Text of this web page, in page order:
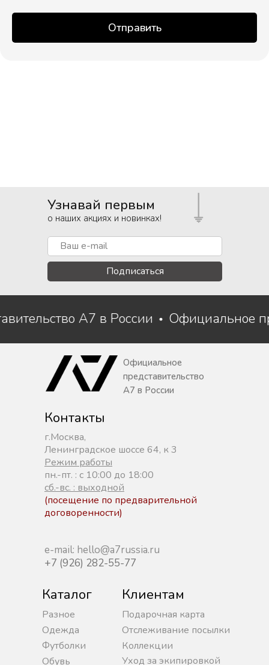
Отправить
Подписаться
Узнавай первым
о наших акциях и новинках!
A7 в России Официальное
Каталог Клиентам
Контакты
Коллекции
г.Москва,
Ленинградское шоссе 64, к 3
Режим работы
пн.-пт. : с 10:00 до 18:00
сб.-вс. : выходной
(посещение по предварительной
договоренности)
e-mail: hello@a7russia.ru
+7 (926) 282-55-77
Официальное
представительство
A7 в России
Отслеживание посылки
Обувь
Футболки
Одежда
Разное Подарочная карта
Уход за экипировкой